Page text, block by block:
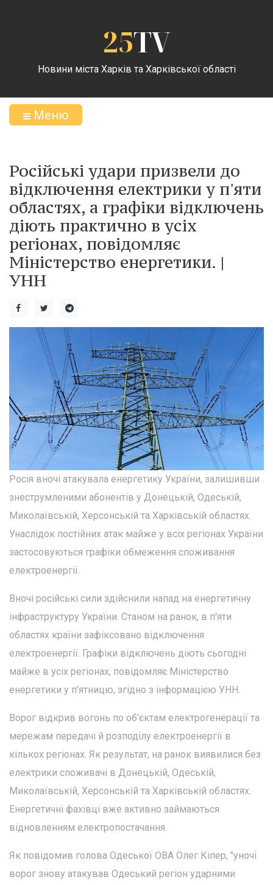
25TV
Новини міста Харків та Харківської області
Меню
Російські удари призвели до
відключення електрики у п'яти
областях, а графіки відключень
діють практично в усіх
регіонах, повідомляє
Міністерство енергетики. |
УНН
Росія вночі атакувала енергетику України, залишивши
знеструмленими абонентів у Донецькій, Одеській,
Миколаївській, Херсонській та Харківській областях.
Унаслідок постійних атак майже у всіх регіонах України
застосовуються графіки обмеження споживання
електроенергії.
Вночі російські сили здійснили напад на енергетичну
інфраструктуру України. Станом на ранок, в п'яти
областях країни зафіксовано відключення
електроенергії. Графіки відключень діють сьогодні
майже в усіх регіонах, повідомляє Міністерство
енергетики у п'ятницю, згідно з інформацією УНН.
Ворог відкрив вогонь по об'єктам електрогенерації та
мережам передачі й розподілу електроенергії в
кількох регіонах. Як результат, на ранок виявилися без
електрики споживачі в Донецькій, Одеській,
Миколаївській, Херсонській та Харківській областях.
Енергетичні фахівці вже активно займаються
відновленням електропостачання.
Як повідомив голова Одеської ОВА Олег Кіпер, "уночі
ворог знову атакував Одеський регіон ударними